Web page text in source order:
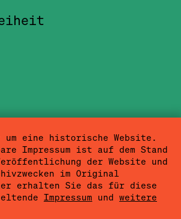
um eine historische Website.
Impressum ist auf dem Stand
der Website und
im Original
erhalten Sie das für diese
Impressum und weitere